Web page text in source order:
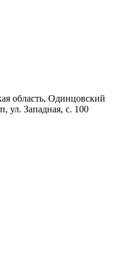
область, Одинцовский
ул. Западная, с. 100